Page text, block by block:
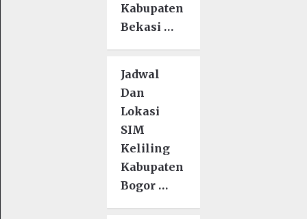
Kabupaten
Bekasi …
Jadwal
Dan
Lokasi
SIM
Keliling
Kabupaten
Bogor …